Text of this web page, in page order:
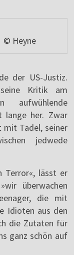
© Heyne
der US-Justiz.
Kritik am
aufwühlende
lange her. Zwar
mit Tadel, seiner
jedwede
Terror«, lässt er
überwachen
die mit
Idioten aus den
die Zutaten für
ganz schön auf